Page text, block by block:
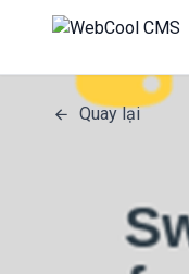
Quay lại